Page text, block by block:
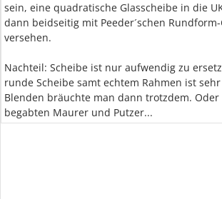
sein, eine quadratische Glasscheibe in die
dann beidseitig mit Peeder´schen
versehen.
Nachteil: Scheibe ist nur aufwendig zu
runde Scheibe samt echtem Rahmen ist
Blenden bräuchte man dann trotzdem.
begabten Maurer und Putzer...